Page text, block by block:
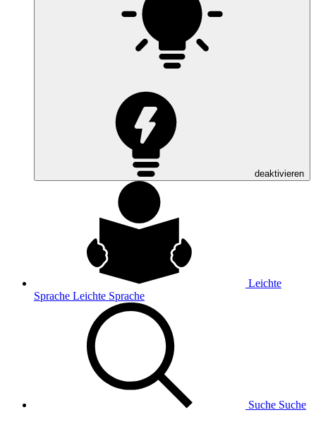
deaktivieren
Leichte
Sprache Leichte Sprache
Suche Suche